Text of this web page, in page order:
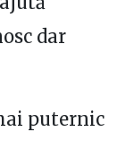
dar
puternic